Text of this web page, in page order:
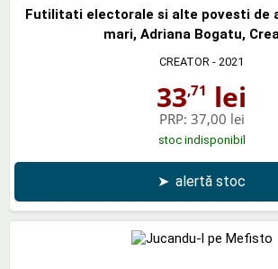
Futilitati electorale si alte povesti de
mari, Adriana Bogatu,
CREATOR - 2021
33,71 lei
PRP: 37,00 lei
stoc indisponibil
➤ alertă stoc